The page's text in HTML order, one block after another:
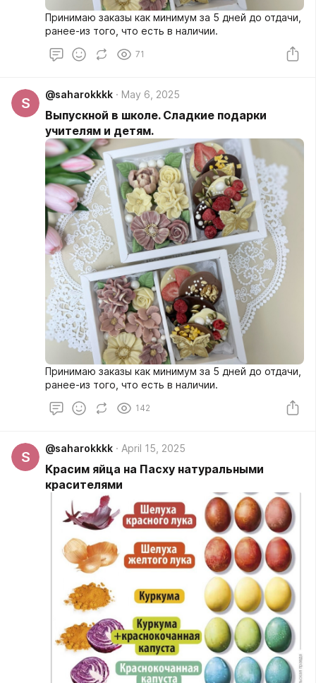
Принимаю заказы как минимум за 5 дней до отдачи,
ранее-из того, что есть в наличии.
71
S
@saharokkkk May 6, 2025
Выпускной в школе. Сладкие подарки
учителям и детям.
Принимаю заказы как минимум за 5 дней до отдачи,
ранее-из того, что есть в наличии.
142
S
@saharokkkk April 15, 2025
Красим яйца на Пасху натуральными
красителями